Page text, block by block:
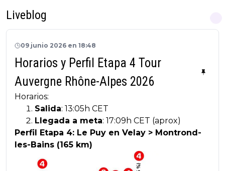
Liveblog
09 junio 2026 en 18:48
Horarios y Perfil Etapa 4 Tour
Auvergne Rhône-Alpes 2026
Horarios:
Salida: 13:05h CET
Llegada a meta: 17:09h CET (aprox)
Perfil Etapa 4: Le Puy en Velay > Montrond-
les-Bains (165 km)